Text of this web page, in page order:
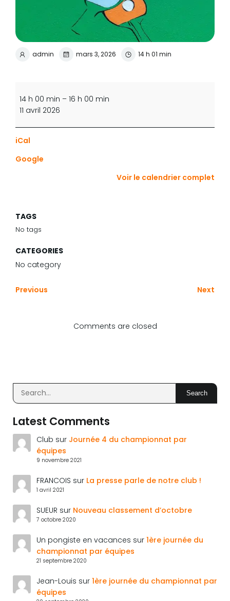
admin mars 3, 2026 14 h 01 min
libre
(ouvert
y
compris
jeunes
d’un
14 h 00 min – 16 h 00 min
11 avril 2026
iCal
Google
Voir le calendrier complet
TAGS
No tags
CATEGORIES
No category
Previous Next
Comments are closed
Search
Latest Comments
Club sur Journée 4 du championnat par
équipes
9 novembre 2021
FRANCOIS sur La presse parle de notre club !
1 avril 2021
SUEUR sur Nouveau classement d’octobre
7 octobre 2020
Un pongiste en vacances sur 1ère journée du
championnat par équipes
21 septembre 2020
Jean-Louis sur 1ère journée du championnat par
équipes